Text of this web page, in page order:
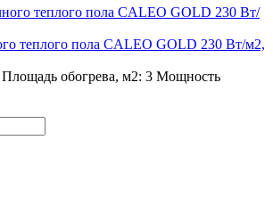
теплого пола CALEO GOLD 230 Вт/м2,
Площадь обогрева, м2: 3 Мощность